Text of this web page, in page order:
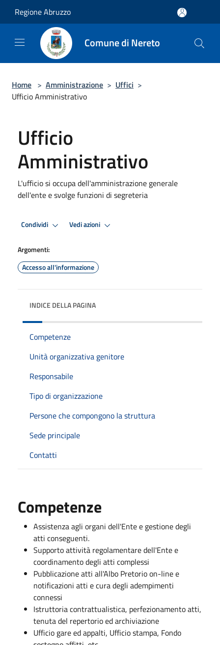
Regione Abruzzo
Comune di Nereto
Home > Amministrazione > Uffici >
Ufficio Amministrativo
Ufficio
Amministrativo
L'ufficio si occupa dell'amministrazione generale
dell'ente e svolge funzioni di segreteria
Condividi Vedi azioni
Argomenti:
Accesso all'informazione
INDICE DELLA PAGINA
Competenze
Unità organizzativa genitore
Responsabile
Tipo di organizzazione
Persone che compongono la struttura
Sede principale
Contatti
Competenze
Assistenza agli organi dell'Ente e gestione degli
atti conseguenti.
Supporto attività regolamentare dell'Ente e
coordinamento degli atti complessi
Pubblicazione atti all'Albo Pretorio on-line e
notificazioni atti e cura degli adempimenti
connessi
Istruttoria contrattualistica, perfezionamento atti,
tenuta del repertorio ed archiviazione
Ufficio gare ed appalti, Ufficio stampa, Fondo